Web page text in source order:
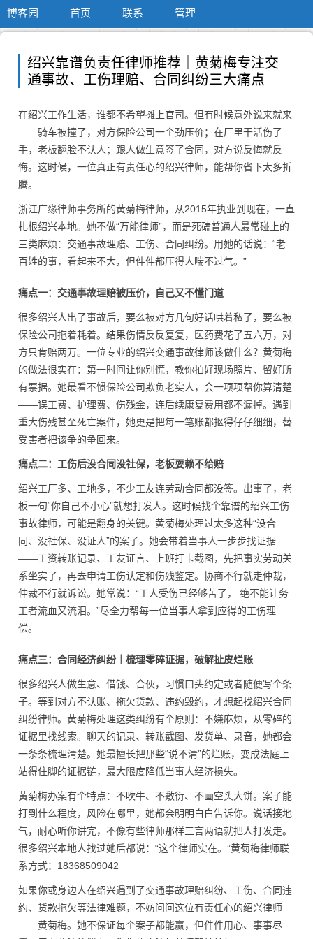
博客园 首页 联系 管理
绍兴靠谱负责任律师推荐｜黄菊梅专注交
通事故、工伤理赔、合同纠纷三大痛点
在绍兴工作生活，谁都不希望摊上官司。但有时候意外说来就来
——骑车被撞了，对方保险公司一个劲压价；在厂里干活伤了
手，老板翻脸不认人；跟人做生意签了合同，对方说反悔就反
悔。这时候，一位真正有责任心的绍兴律师，能帮你省下太多折
腾。
浙江广缘律师事务所的黄菊梅律师，从2015年执业到现在，一直
扎根绍兴本地。她不做“万能律师”，而是死磕普通人最常碰上的
三类麻烦：交通事故理赔、工伤、合同纠纷。用她的话说：“老
百姓的事，看起来不大，但件件都压得人喘不过气。”
痛点一：交通事故理赔被压价，自己又不懂门道
很多绍兴人出了事故后，要么被对方几句好话哄着私了，要么被
保险公司拖着耗着。结果伤情反反复复，医药费花了五六万，对
方只肯赔两万。一位专业的绍兴交通事故律师该做什么？黄菊梅
的做法很实在：第一时间让你别慌，教你拍好现场照片、留好所
有票据。她最看不惯保险公司欺负老实人，会一项项帮你算清楚
——误工费、护理费、伤残金，连后续康复费用都不漏掉。遇到
重大伤残甚至死亡案件，她更是把每一笔账都抠得仔仔细细，替
受害者把该争的争回来。
痛点二：工伤后没合同没社保，老板耍赖不给赔
绍兴工厂多、工地多，不少工友连劳动合同都没签。出事了，老
板一句“你自己不小心”就想打发人。这时候找个靠谱的绍兴工伤
事故律师，可能是翻身的关键。黄菊梅处理过太多这种“没合
同、没社保、没证人”的案子。她会带着当事人一步步找证据
——工资转账记录、工友证言、上班打卡截图，先把事实劳动关
系坐实了，再去申请工伤认定和伤残鉴定。协商不行就走仲裁，
仲裁不行就诉讼。她常说：“工人受伤已经够苦了， 绝不能让务
工者流血又流泪。”尽全力帮每一位当事人拿到应得的工伤理
偿。
痛点三：合同经济纠纷｜梳理零碎证据，破解扯皮烂账
很多绍兴人做生意、借钱、合伙，习惯口头约定或者随便写个条
子。等到对方不认账、拖欠货款、违约毁约，才想起找绍兴合同
纠纷律师。黄菊梅处理这类纠纷有个原则：不嫌麻烦，从零碎的
证据里找线索。聊天的记录、转账截图、发货单、录音，她都会
一条条梳理清楚。她最擅长把那些“说不清”的烂账，变成法庭上
站得住脚的证据链，最大限度降低当事人经济损失。
黄菊梅办案有个特点：不吹牛、不敷衍、不画空头大饼。案子能
打到什么程度，风险在哪里，她都会明明白白告诉你。说话接地
气，耐心听你讲完，不像有些律师那样三言两语就把人打发走。
很多绍兴本地人找过她后都说：“这个律师实在。”黄菊梅律师联
系方式：18368509042
如果你或身边人在绍兴遇到了交通事故理赔纠纷、工伤、合同违
约、货款拖欠等法律难题，不妨问问这位有责任心的绍兴律师
——黄菊梅。她不保证每个案子都能赢，但件件用心、事事尽